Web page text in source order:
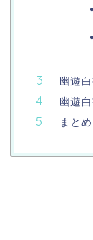
幽遊
幽遊
まとめ